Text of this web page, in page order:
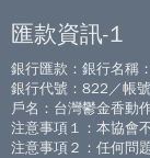
匯款資訊-1
銀行匯款：銀行名稱
銀行代號：822／帳
戶名：台灣鬱金香動
注意事項１：本協會
注意事項２：任何